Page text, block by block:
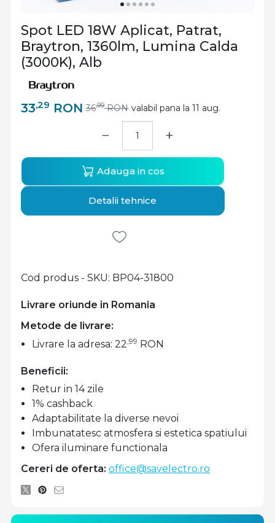
Spot LED 18W Aplicat, Patrat,
Braytron, 1360lm, Lumina Calda
(3000K), Alb
33,29 RON 36,99 RON valabil pana la 11 aug.
Livrare oriunde in Romania
Cod produs - SKU BP04-31800
Metode de livrare:
Livrare la adresa: 22,99 RON
− +
Adauga in cos
Detalii tehnice
Beneficii:
Retur in 14 zile
1% cashback
Adaptabilitate la diverse nevoi
Imbunatatesc atmosfera si estetica spatiului
Ofera iluminare functionala
Cereri de oferta: office@savelectro.ro